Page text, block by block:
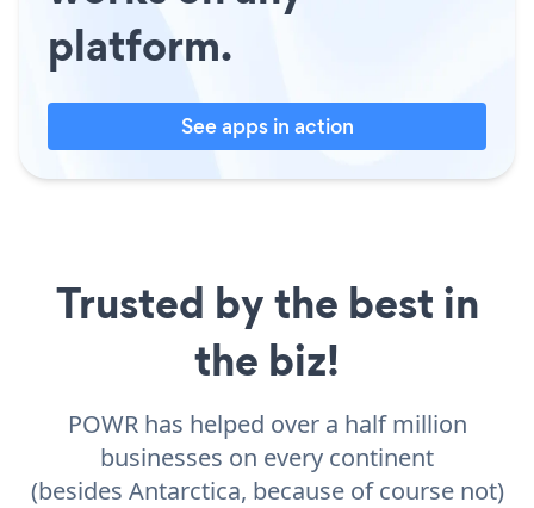
platform.
See apps in action
Trusted by the best in
the biz!
POWR has helped over a half million
businesses on every continent
(besides Antarctica, because of course not)